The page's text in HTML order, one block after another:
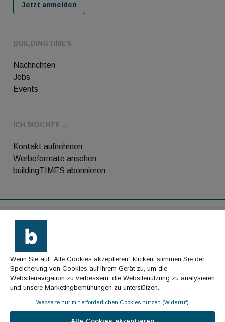
BUILDINGTIMES
Nachrichten
Jobs
Events
ICH MÖCHTE ...
Kontakt aufnehmen
Werbeformate ansehen
buildingTIMES abonnieren
Jetzt anmelden
Kontakt
Impressum
Datenschutz
Wenn Sie auf „Alle Cookies akzeptieren“ klicken, stimmen Sie der
Speicherung von Cookies auf Ihrem Gerät zu, um die
Websitenavigation zu verbessern, die Websitenutzung zu analysieren
und unsere Marketingbemühungen zu unterstützen.
Webseite nur mit erforderlichen Cookies nutzen (Widerruf)